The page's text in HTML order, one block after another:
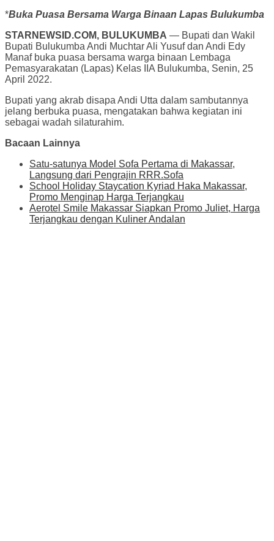
*Buka Puasa Bersama Warga Binaan Lapas Bulukumba
STARNEWSID.COM, BULUKUMBA — Bupati dan Wakil
Bupati Bulukumba Andi Muchtar Ali Yusuf dan Andi Edy
Manaf buka puasa bersama warga binaan Lembaga
Pemasyarakatan (Lapas) Kelas IIA Bulukumba, Senin, 25
April 2022.
Bupati yang akrab disapa Andi Utta dalam sambutannya
jelang berbuka puasa, mengatakan bahwa kegiatan ini
sebagai wadah silaturahim.
Bacaan Lainnya
Satu-satunya Model Sofa Pertama di Makassar,
Langsung dari Pengrajin RRR.Sofa
School Holiday Staycation Kyriad Haka Makassar,
Promo Menginap Harga Terjangkau
Aerotel Smile Makassar Siapkan Promo Juliet, Harga
Terjangkau dengan Kuliner Andalan